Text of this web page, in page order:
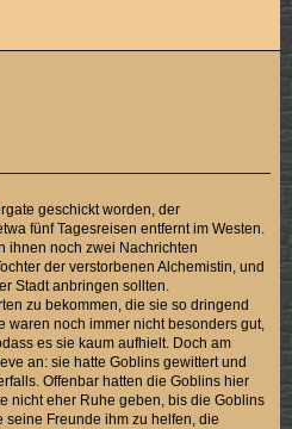
geschickt worden, der
fünf Tagesreisen entfernt im Westen.
ihnen noch zwei Nachrichten
der verstorbenen Alchemistin, und
Stadt anbringen sollten.
zu bekommen, die sie so dringend
waren noch immer nicht besonders gut,
es sie kaum aufhielt. Doch am
an: sie hatte Goblins gewittert und
Offenbar hatten die Goblins hier
nicht eher Ruhe geben, bis die Goblins
Freunde ihm zu helfen, die